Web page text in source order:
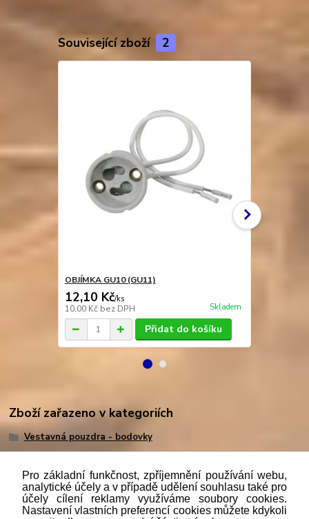
Související zboží 2
OBJÍMKA GU10 (GU11)
12,10 Kč/ks
10,00 Kč bez DPH Skladem
Přidat do košíku
Zboží zařazeno v kategoriích
Vestavná pouzdra - bodovky
Podlezákona č. 112/mmmmm2016 Sb. o evidenci tržeb je
Pro základní funkčnost, zpříjemnění používání webu,
analytické účely a v případě udělení souhlasu také pro
účely cílení reklamy využíváme soubory cookies.
Nastavení vlastních preferencí cookies můžete kdykoli